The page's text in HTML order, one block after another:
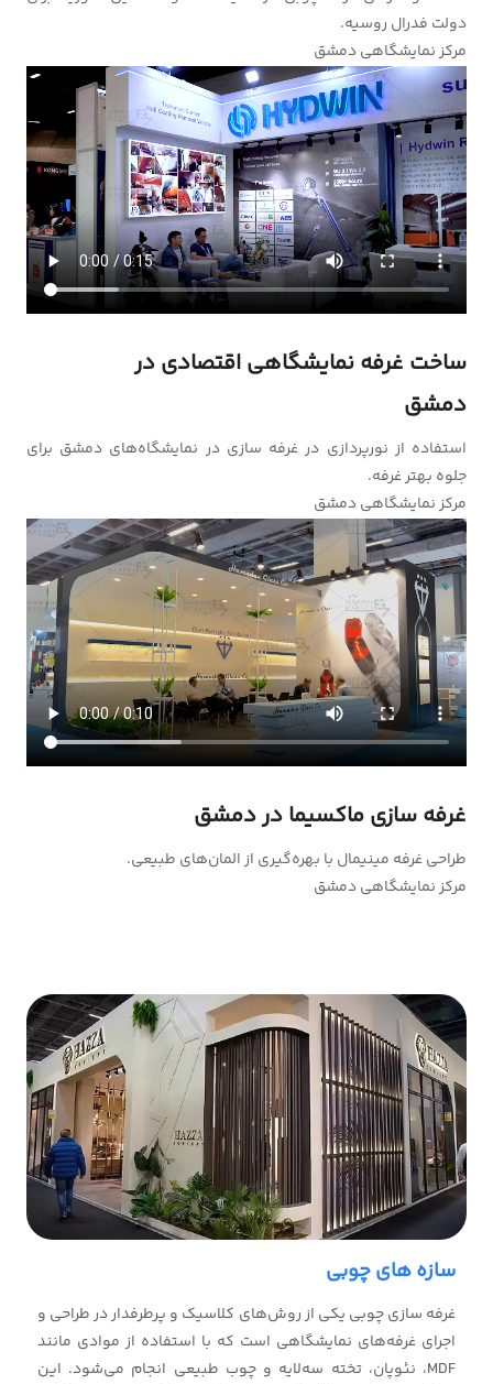
دولت فدرال روسیه.
مرکز نمایشگاهی دمشق
ساخت غرفه نمایشگاهی اقتصادی در
دمشق
استفاده از نورپردازی در غرفه سازی در نمایشگاه‌های دمشق برای
جلوه بهتر غرفه.
مرکز نمایشگاهی دمشق
غرفه سازی ماکسیما در دمشق
طراحی غرفه مینیمال با بهره‌گیری از المان‌های طبیعی.
مرکز نمایشگاهی دمشق
سازه های چوبی
غرفه سازی چوبی یکی از روش‌های کلاسیک و پرطرفدار در طراحی و
اجرای غرفه‌های نمایشگاهی است که با استفاده از موادی مانند
MDF، نئوپان، تخته سه‌لایه و چوب طبیعی انجام می‌شود. این